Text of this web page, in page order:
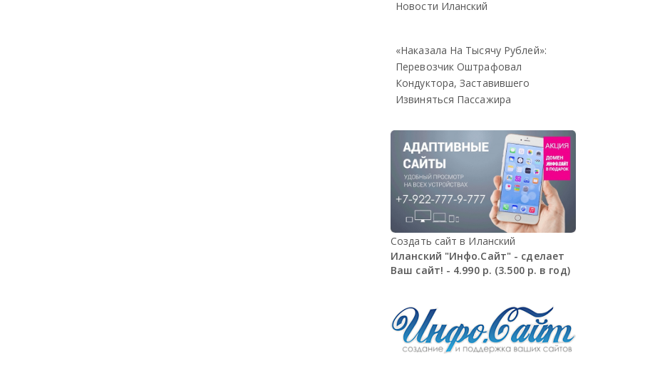
Новости Иланский
«Наказала На Тысячу Рублей»:
Перевозчик Оштрафовал
Кондуктора, Заставившего
Извиняться Пассажира
Создать сайт в Иланский
Иланский "Инфо.Сайт" - сделает
Ваш сайт! - 4.990 р. (3.500 р. в год)